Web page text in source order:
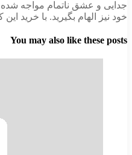
جدایی و عشق ناتمام مواجه شده
خود نیز الهام بگیرید. با خرید
You may also like these posts